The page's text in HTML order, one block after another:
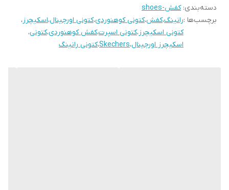
دسته‌بندی:کفش-shoes
برچسب‌ها :رانینگ،کفش،کتونی کوهنوردی،کتونی اورجینال،اسکیچرز،
کتونی اسکیچرز،کتونی اسپرت،کفش کوهنوردی،کتونی،
اسکیچرز اورجینال،Skechers،کتونی رانینگ